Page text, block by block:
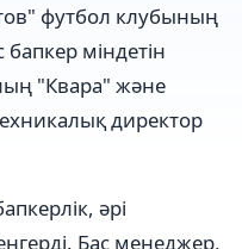
футбол клубының
міндетін
"Квара" және
директор
әрі
Бас менеджер,